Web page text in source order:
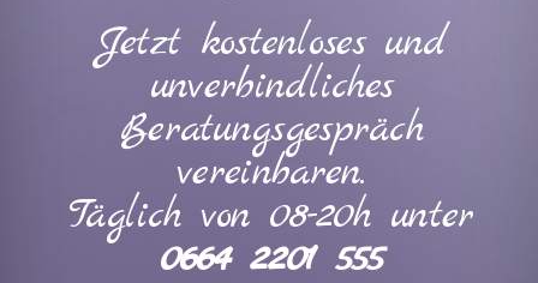
Jetzt kostenloses und
unverbindliches
Beratungsgespräch
vereinbaren.
Täglich von 08-20h unter
0664 2201 555